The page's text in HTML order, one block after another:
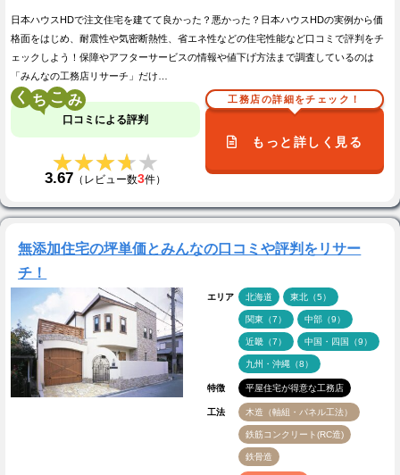
日本ハウスHDで注文住宅を建てて良かった？悪かった？日本ハウスHDの実例から価
格面をはじめ、耐震性や気密断熱性、省エネ性などの住宅性能など口コミで評判をチ
ェックしよう！保障やアフターサービスの情報や値下げ方法まで調査しているのは
「みんなの工務店リサーチ」だけ…
く こ
口コミによる評判
★★★★★
★★★★★
3.67 （レビュー数3件）
工務店の詳細をチェック！
もっと詳しく見る
無添加住宅の坪単価とみんなの口コミや評判をリサー
チ！
エリア 北海道 東北（5）
関東（7） 中部（9）
近畿（7） 中国・四国（9）
九州・沖縄（8）
特徴 平屋住宅が得意な工務店
工法 木造（軸組・パネル工法）
鉄筋コンクリート(RC造)
鉄骨造